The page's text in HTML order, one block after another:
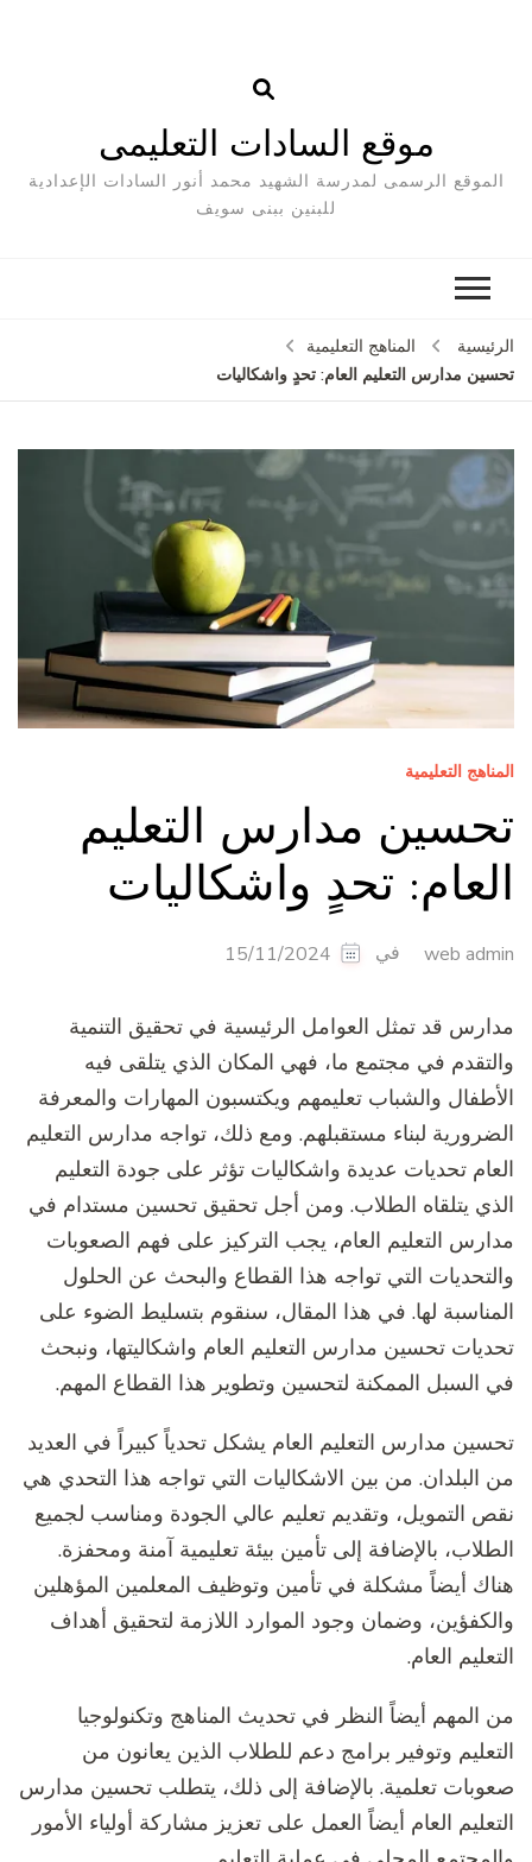
موقع السادات التعليمى
الموقع الرسمى لمدرسة الشهيد محمد أنور السادات الإعدادية
للبنين ببنى سويف
الرئيسية
المناهج التعليمية
تحسين مدارس التعليم العام: تحدٍ واشكاليات
المناهج التعليمية
تحسين مدارس التعليم
العام: تحدٍ واشكاليات
web admin في 15/11/2024
مدارس قد تمثل العوامل الرئيسية في تحقيق التنمية
والتقدم في مجتمع ما، فهي المكان الذي يتلقى فيه
الأطفال والشباب تعليمهم ويكتسبون المهارات والمعرفة
الضرورية لبناء مستقبلهم. ومع ذلك، تواجه مدارس التعليم
العام تحديات عديدة واشكاليات تؤثر على جودة التعليم
الذي يتلقاه الطلاب. ومن أجل تحقيق تحسين مستدام في
مدارس التعليم العام، يجب التركيز على فهم الصعوبات
والتحديات التي تواجه هذا القطاع والبحث عن الحلول
المناسبة لها. في هذا المقال، سنقوم بتسليط الضوء على
تحديات تحسين مدارس التعليم العام واشكاليتها، ونبحث
في السبل الممكنة لتحسين وتطوير هذا القطاع المهم.
تحسين مدارس التعليم العام يشكل تحدياً كبيراً في العديد
من البلدان. من بين الاشكاليات التي تواجه هذا التحدي هي
نقص التمويل، وتقديم تعليم عالي الجودة ومناسب لجميع
الطلاب، بالإضافة إلى تأمين بيئة تعليمية آمنة ومحفزة.
هناك أيضاً مشكلة في تأمين وتوظيف المعلمين المؤهلين
والكفؤين، وضمان وجود الموارد اللازمة لتحقيق أهداف
التعليم العام.
من المهم أيضاً النظر في تحديث المناهج وتكنولوجيا
التعليم وتوفير برامج دعم للطلاب الذين يعانون من
صعوبات تعلمية. بالإضافة إلى ذلك، يتطلب تحسين مدارس
التعليم العام أيضاً العمل على تعزيز مشاركة أولياء الأمور